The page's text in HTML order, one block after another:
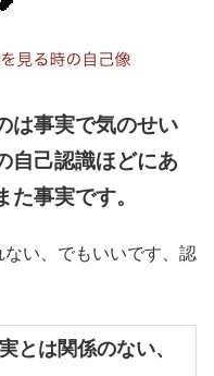
は事実で気のせい
自己認識ほどにあ
事実です。
い、でもいいです、認
とは関係のない、